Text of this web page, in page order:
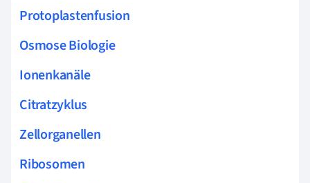
Protoplastenfusion
Osmose Biologie
Ionenkanäle
Citratzyklus
Zellorganellen
Ribosomen